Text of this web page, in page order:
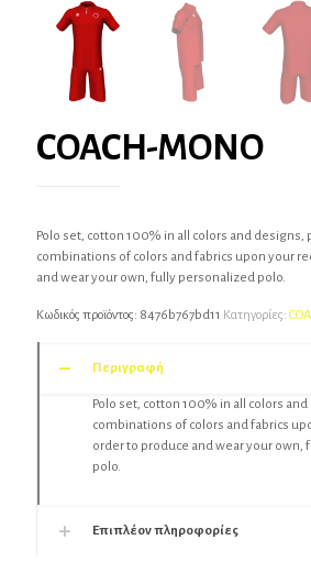
COACH-MONO
Polo set, cotton 100% in all colors and designs,
combinations of colors and fabrics upon your
and wear your own, fully personalized polo.
Κωδικός προϊόντος: 8476b767bd11 Κατηγορίες:
Περιγραφή
Polo set, cotton 100% in all colors
combinations of colors and fabrics
order to produce and wear your own,
polo.
Επιπλέον πληροφορίες